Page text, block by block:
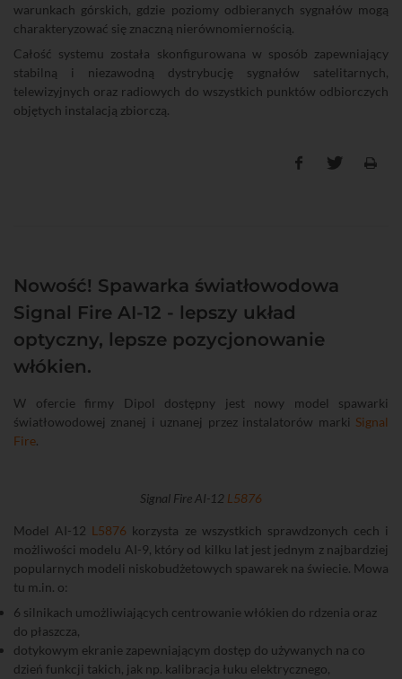
warunkach górskich, gdzie poziomy odbieranych sygnałów mogą
charakteryzować się znaczną nierównomiernością.
Całość systemu została skonfigurowana w sposób zapewniający
stabilną i niezawodną dystrybucję sygnałów satelitarnych,
telewizyjnych oraz radiowych do wszystkich punktów odbiorczych
objętych instalacją zbiorczą.
Nowość! Spawarka światłowodowa
Signal Fire AI-12 - lepszy układ
optyczny, lepsze pozycjonowanie
włókien.
W ofercie firmy Dipol dostępny jest nowy model spawarki
światłowodowej znanej i uznanej przez instalatorów marki Signal
Fire.
Signal Fire AI-12 L5876
Model AI-12 L5876 korzysta ze wszystkich sprawdzonych cech i
możliwości modelu AI-9, który od kilku lat jest jednym z najbardziej
popularnych modeli niskobudżetowych spawarek na świecie. Mowa
tu m.in. o:
6 silnikach umożliwiających centrowanie włókien do rdzenia oraz
do płaszcza,
dotykowym ekranie zapewniającym dostęp do używanych na co
dzień funkcji takich, jak np. kalibracja łuku elektrycznego,